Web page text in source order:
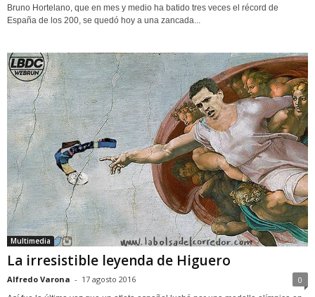
Bruno Hortelano, que en mes y medio ha batido tres veces el récord de
España de los 200, se quedó hoy a una zancada...
Multimedia
La irresistible leyenda de Higuero
Alfredo Varona - 17 agosto 2016 0